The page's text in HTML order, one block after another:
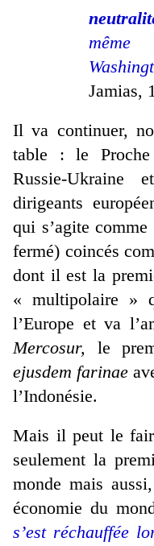
même
Jamias,
Il va continuer,
table : le
Russie-Ukraine
dirigeants
qui s’agite
fermé) coincés
dont il est la
« multipolaire »
l’Europe et va
Mercosur, le
ejusdem farinae
l’Indonésie.
Mais il peut le
seulement la
monde mais
économie du
s’est réchauffée